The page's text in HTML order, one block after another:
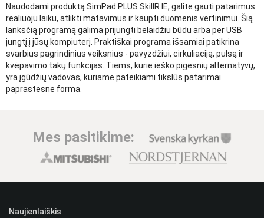
Naudodami produktą SimPad PLUS SkillR IE, galite gauti patarimus
realiuoju laiku, atlikti matavimus ir kaupti duomenis vertinimui. Šią
lanksčią programą galima prijungti belaidžiu būdu arba per USB
jungtį į jūsų kompiuterį. Praktiškai programa išsamiai patikrina
svarbius pagrindinius veiksnius - pavyzdžiui, cirkuliaciją, pulsą ir
kvėpavimo takų funkcijas. Tiems, kurie ieško pigesnių alternatyvų,
yra įgūdžių vadovas, kuriame pateikiami tikslūs patarimai
paprastesne forma.
Mes pasitikime:
Naujienlaiškis